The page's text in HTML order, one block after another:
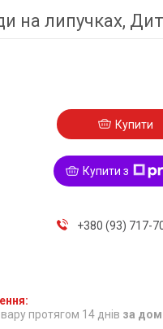
на липучках,
Купити
Купити з
+380 (93) 717-
протягом 14 днів за